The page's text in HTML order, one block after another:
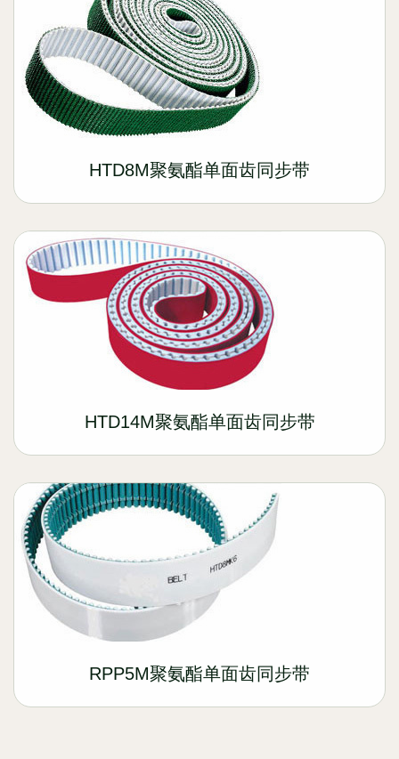
HTD8M聚氨酯单面齿同步带
HTD14M聚氨酯单面齿同步带
RPP5M聚氨酯单面齿同步带